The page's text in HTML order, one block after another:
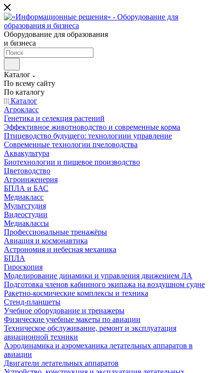
Оборудование для образования
и бизнеса
Каталог
По всему сайту
По каталогу
Каталог
Агрокласс
Генетика и селекция растений
Эффективное животноводство и современные корма
Птицеводство будущего: технологиии управление
Современные технологии пчеловодства
Аквакультура
Биотехнологии и пищевое производство
Цветоводство
Агроинженерия
БПЛА и БАС
Медиакласс
Мультстудия
Видеостудии
Медиаклассы
Профессиональные тренажёры
Авиация и космонавтика
Астрономия и небесная механика
БПЛА
Гироскопия
Моделирование динамики и управления движением ЛА
Подготовка членов кабинного экипажа на воздушном судне
Ракетно-космические комплексы и техника
Стенд-планшеты
Учебное оборудование и тренажеры
Физические учебные макеты по авиации
Техническое обслуживание, ремонт и эксплуатация
авиационной техники
Аэродинамика и аэромеханика летательных аппаратов в
авиации
Двигатели летательных аппаратов